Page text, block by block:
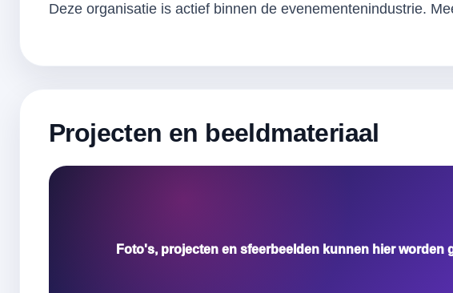
Deze organisatie is actief binnen de evenementenindustrie.
Projecten en beeldmateriaal
Foto's, projecten en sfeerbeelden kunnen hier worden